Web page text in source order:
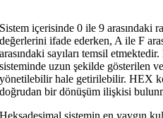
Sistem içerisinde 0 ile 9 arasındaki
değerlerini ifade ederken, A ile F
arasındaki sayıları temsil
sisteminde uzun şekilde gösterilen
yönetilebilir hale getirilebilir. HEX
doğrudan bir dönüşüm ilişkisi
Heksadesimal sistemin en yaygın